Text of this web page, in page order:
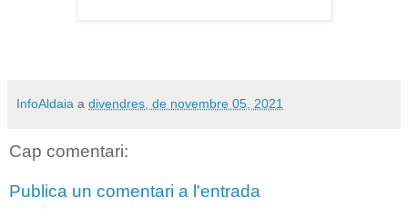
InfoAldaia a divendres, de novembre 05, 2021
Cap comentari:
Publica un comentari a l'entrada